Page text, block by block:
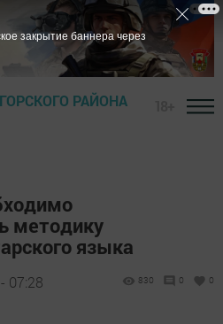
РАЙОНА
методику
языка
07:28 830 0 0
закрытие баннера через